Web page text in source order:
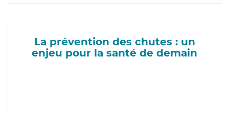
La prévention des chutes : un
enjeu pour la santé de demain